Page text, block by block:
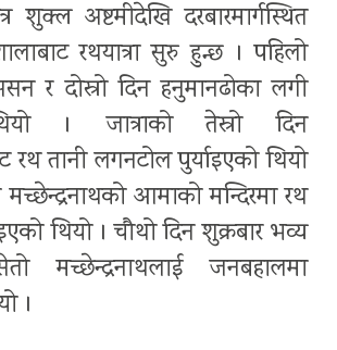
शुक्ल अष्टमीदेखि दरबारमार्गस्थित
रथयात्रा सुरु हुन्छ । पहिलो
र दोस्रो दिन हनुमानढोका लगी
। जात्राको तेस्रो दिन
रथ तानी लगनटोल पुर्याइएको थियो
आमाको मन्दिरमा रथ
थियो । चौथो दिन शुक्रबार भव्य
मच्छेन्द्रनाथलाई जनबहालमा
।